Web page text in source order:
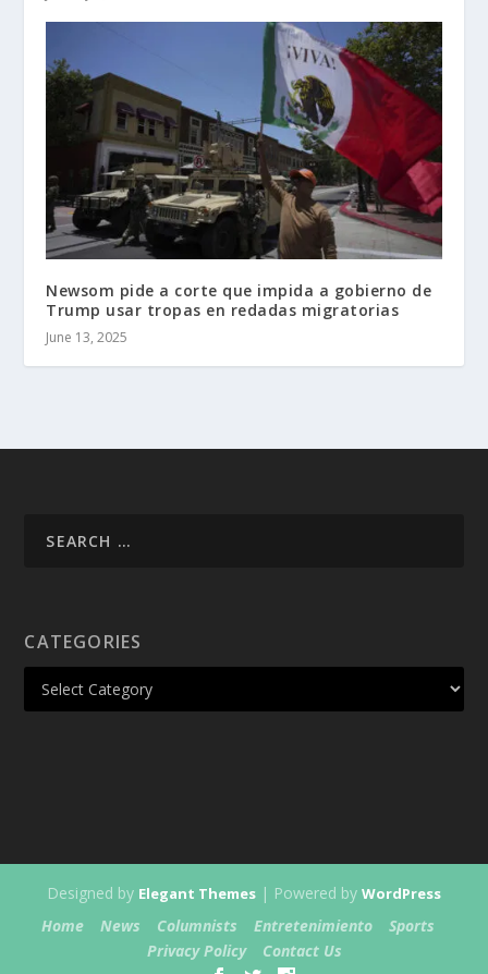
Newsom pide a corte que impida a gobierno de
Trump usar tropas en redadas migratorias
June 13, 2025
CATEGORIES
Designed by Elegant Themes | Powered by WordPress
Home News Columnists Entretenimiento
Sports
Privacy Policy
Contact Us